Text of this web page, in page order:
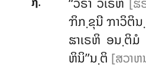
ຠິກ຺ຂຸນີ ຠາວິຕິ
ຘາເຣຫິ ອນ຺ຕິມໍ
ຫິນິ’’ນ຺ຕິ [ສວາ